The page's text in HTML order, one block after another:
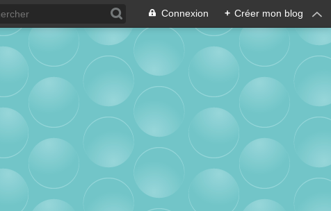
Connexion + Créer mon blog